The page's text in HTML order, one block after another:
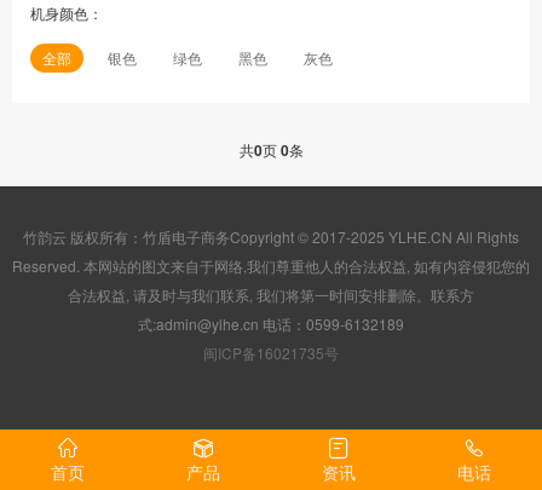
机身颜色：
全部 银色 绿色 黑色 灰色
共0页0条
竹韵云 版权所有：竹盾电子商务Copyright © 2017-2025 YLHE.CN All Rights
Reserved. 本网站的图文来自于网络,我们尊重他人的合法权益, 如有内容侵犯您的
合法权益, 请及时与我们联系, 我们将第一时间安排删除。联系方
式:admin@ylhe.cn 电话：0599-6132189
闽ICP备16021735号
首页 产品 资讯 电话